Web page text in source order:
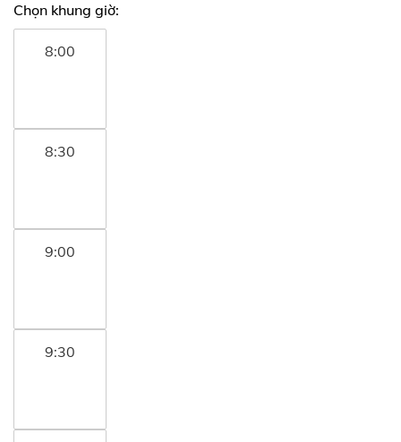
Chọn khung giờ:
8:00
8:30
9:00
9:30